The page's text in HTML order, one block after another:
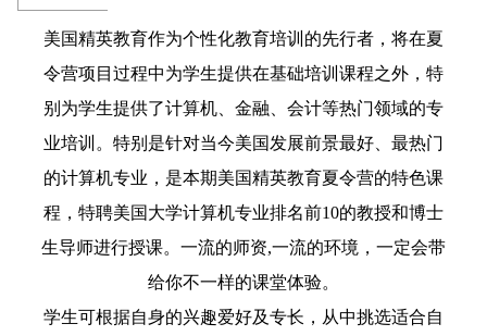
美国精英教育作为个性化教育培训的先行者，将在夏
令营项目过程中为学生提供在基础培训课程之外，特
别为学生提供了计算机、金融、会计等热门领域的专
业培训。特别是针对当今美国发展前景最好、最热门
的计算机专业，是本期美国精英教育夏令营的特色课
程，特聘美国大学计算机专业排名前10的教授和博士
生导师进行授课。一流的师资,一流的环境，一定会带
给你不一样的课堂体验。
学生可根据自身的兴趣爱好及专长，从中挑选适合自